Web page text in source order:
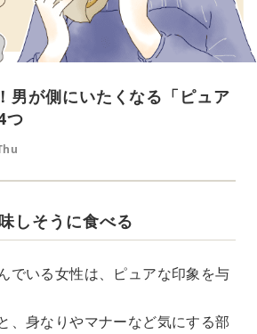
男が側にいたくなる「ピュア
つ
しそうに食べる
でいる女性は、ピュアな印象を与
、身なりやマナーなど気にする部